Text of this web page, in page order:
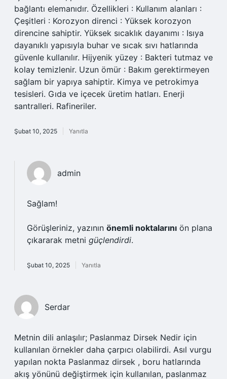
bağlantı elemanıdır. Özellikleri : Kullanım alanları :
Çeşitleri : Korozyon direnci : Yüksek korozyon
direncine sahiptir. Yüksek sıcaklık dayanımı : Isıya
dayanıklı yapısıyla buhar ve sıcak sıvı hatlarında
güvenle kullanılır. Hijyenik yüzey : Bakteri tutmaz ve
kolay temizlenir. Uzun ömür : Bakım gerektirmeyen
sağlam bir yapıya sahiptir. Kimya ve petrokimya
tesisleri. Gıda ve içecek üretim hatları. Enerji
santralleri. Rafineriler.
Şubat 10, 2025 Yanıtla
admin
Sağlam!
Görüşleriniz, yazının önemli noktalarını ön plana
çıkararak metni güçlendirdi.
Şubat 10, 2025 Yanıtla
Serdar
Metnin dili anlaşılır; Paslanmaz Dirsek Nedir için
kullanılan örnekler daha çarpıcı olabilirdi. Asıl vurgu
yapılan nokta Paslanmaz dirsek , boru hatlarında
akış yönünü değiştirmek için kullanılan, paslanmaz